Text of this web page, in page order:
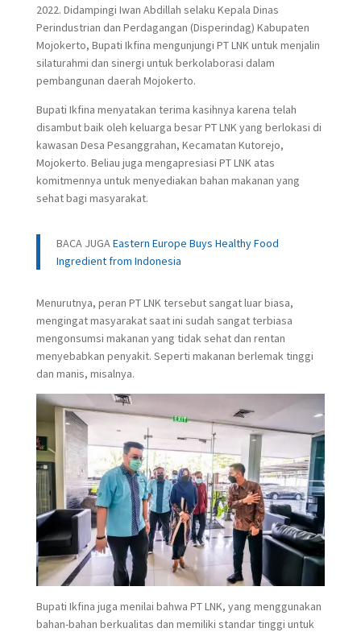
2022. Didampingi Iwan Abdillah selaku Kepala Dinas
Perindustrian dan Perdagangan (Disperindag) Kabupaten
Mojokerto, Bupati Ikfina mengunjungi PT LNK untuk menjalin
silaturahmi dan sinergi untuk berkolaborasi dalam
pembangunan daerah Mojokerto.
Bupati Ikfina menyatakan terima kasihnya karena telah
disambut baik oleh keluarga besar PT LNK yang berlokasi di
kawasan Desa Pesanggrahan, Kecamatan Kutorejo,
Mojokerto. Beliau juga mengapresiasi PT LNK atas
komitmennya untuk menyediakan bahan makanan yang
sehat bagi masyarakat.
BACA JUGAEastern Europe Buys Healthy Food
Ingredient from Indonesia
Menurutnya, peran PT LNK tersebut sangat luar biasa,
mengingat masyarakat saat ini sudah sangat terbiasa
mengonsumsi makanan yang tidak sehat dan rentan
menyebabkan penyakit. Seperti makanan berlemak tinggi
dan manis, misalnya.
Bupati Ikfina juga menilai bahwa PT LNK, yang menggunakan
bahan-bahan berkualitas dan memiliki standar tinggi untuk